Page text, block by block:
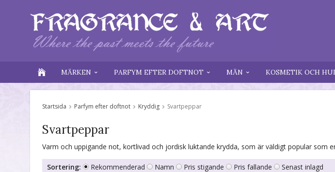
MÄRKEN PARFYM EFTER DOFTNOT MÄN KOSMETIK OCH
Startsida Parfym efter doftnot Kryddig Svartpeppar
Svartpeppar
Varm och uppigande not, kortlivad och jordisk luktande krydda, som är väldigt popular som
Sortering: Rekommenderad Namn Pris stigande Pris fallande Senast inlagd